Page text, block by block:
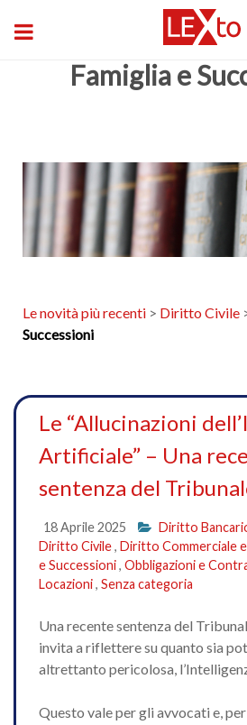
Famiglia e
Le novità più recenti > Diritto Civile
Successioni
Le “Allucinazioni
Artificiale” – Una
sentenza del
18 Aprile 2025 Diritto
Diritto Civile, Diritto Commerciale
e Successioni, Obbligazioni e
Locazioni, Senza categoria
Una recente sentenza del
invita a riflettere su quanto sia
altrettanto pericolosa,
Questo vale per gli avvocati e, per